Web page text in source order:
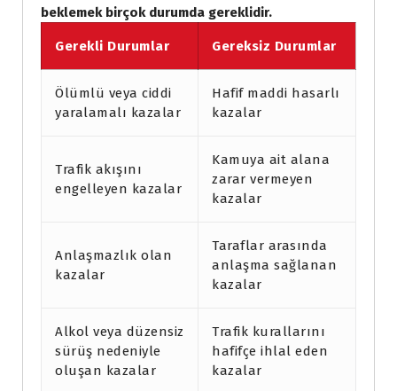
beklemek birçok durumda gereklidir.
Gerekli Durumlar Gereksiz Durumlar
Ölümlü veya ciddi
yaralamalı kazalar
Hafif maddi hasarlı
kazalar
Trafik akışını
engelleyen kazalar
Kamuya ait alana
zarar vermeyen
kazalar
Anlaşmazlık olan
kazalar
Taraflar arasında
anlaşma sağlanan
kazalar
Alkol veya düzensiz
sürüş nedeniyle
oluşan kazalar
Trafik kurallarını
hafifçe ihlal eden
kazalar